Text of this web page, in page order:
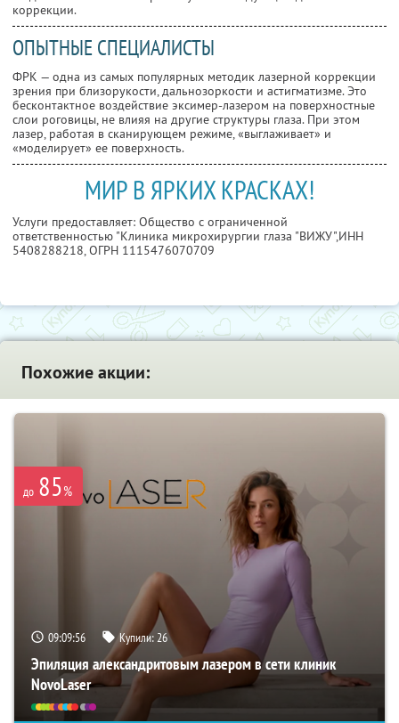
коррекции.
ОПЫТНЫЕ СПЕЦИАЛИСТЫ
ФРК — одна из самых популярных методик лазерной коррекции
зрения при близорукости, дальнозоркости и астигматизме. Это
бесконтактное воздействие эксимер-лазером на поверхностные
слои роговицы, не влияя на другие структуры глаза. При этом
лазер, работая в сканирующем режиме, «выглаживает» и
«моделирует» ее поверхность.
МИР В ЯРКИХ КРАСКАХ!
Услуги предоставляет: Общество с ограниченной
ответственностью "Клиника микрохирургии глаза "ВИЖУ",ИНН
5408288218, ОГРН 1115476070709
Похожие акции:
до 85%
09:09:55 Купили:26
Эпиляция александритовым лазером в сети клиник
NovoLaser